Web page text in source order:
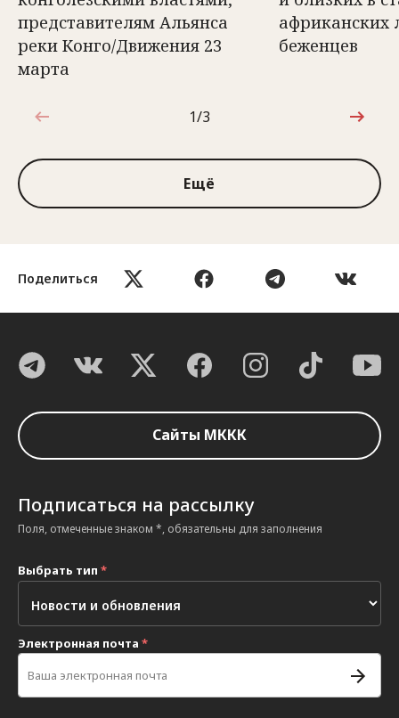
Поделиться
представителям Альянса
реки Конго/Движения 23
марта
африканских
беженцев
1 из 3
1/3
Ещё
Сайты МККК
Подписаться на рассылку
Поля, отмеченные знаком *, обязательны для заполнения
Выбрать тип *
Электронная почта *